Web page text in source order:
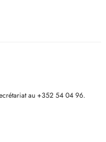
au +352 54 04 96.